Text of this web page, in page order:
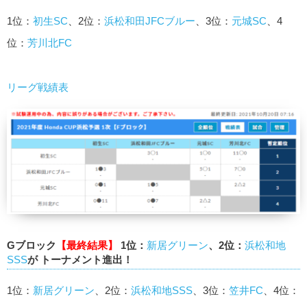
1位： 初生SC、2位： 浜松和田JFCブルー、3位： 元城SC、4
位： 芳川北FC
リーグ戦績表
Gブロック 【最終結果】 1位： 新居グリーン、2位： 浜松和地
SSSが トーナメント進出！
1位： 新居グリーン 、2位： 浜松和地SSS 、3位： 笠井FC 、4位：